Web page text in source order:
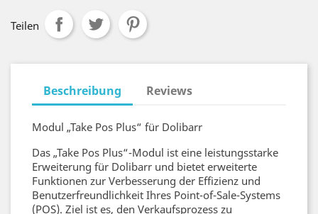
Teilen
Beschreibung Reviews
Modul „Take Pos Plus“ für Dolibarr
Das „Take Pos Plus“-Modul ist eine leistungsstarke
Erweiterung für Dolibarr und bietet erweiterte
Funktionen zur Verbesserung der Effizienz und
Benutzerfreundlichkeit Ihres Point-of-Sale-Systems
(POS). Ziel ist es, den Verkaufsprozess zu